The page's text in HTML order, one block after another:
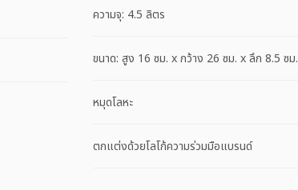
ความจุ: 4.5 ลิตร
ขนาด: สูง 16 ซม. x กว้าง 26 ซม. x ลึก 8.5 ซม.
หมุดโลหะ
ตกแต่งด้วยโลโก้ความร่วมมือแบรนด์